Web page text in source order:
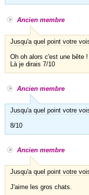
Ancien membre
Jusqu'a quel point votre
Oh oh alors c'est une bête
Là je dirais 7/10
Ancien membre
Jusqu'a quel point votre
8/10
Ancien membre
Jusqu'a quel point votre
J'aime les gros chats.